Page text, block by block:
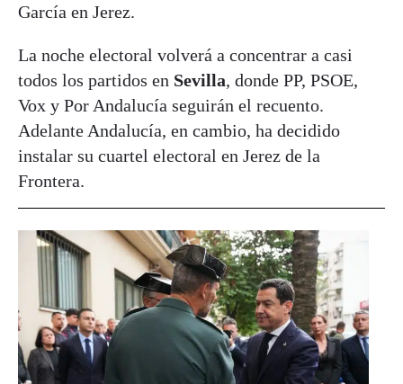
García en Jerez.
La noche electoral volverá a concentrar a casi
todos los partidos en Sevilla, donde PP, PSOE,
Vox y Por Andalucía seguirán el recuento.
Adelante Andalucía, en cambio, ha decidido
instalar su cuartel electoral en Jerez de la
Frontera.